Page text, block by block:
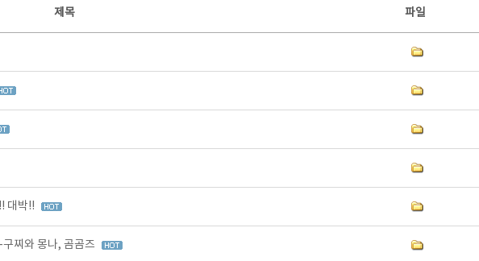
제목 파일
대박!!
찌와 몽나, 곰곰즈